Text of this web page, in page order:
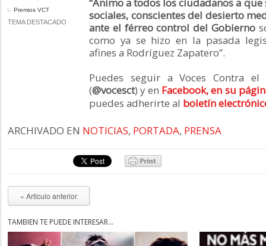
Premios VCT
TEMA DESTACADO
sociales, conscientes del desierto
ante el férreo control del Gobierno
como ya se hizo en la pasada
afines a Rodríguez Zapatero”.
Puedes seguir a Voces Contra
(@vocesct) y en Facebook, en su
puedes adherirte al boletín
ARCHIVADO EN NOTICIAS, PORTADA, PRENSA
« Artículo anterior
TAMBIÉN TE PUEDE INTERESAR...